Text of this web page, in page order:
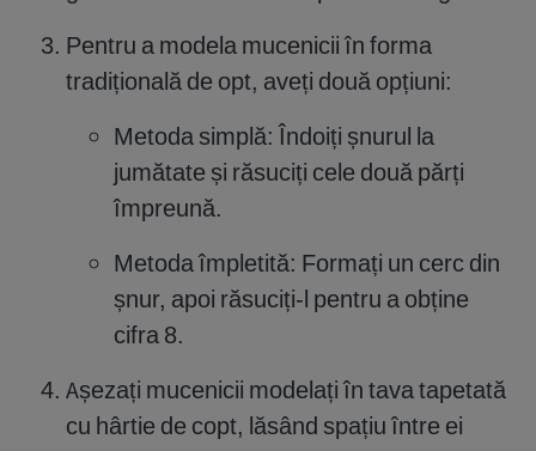
Pentru a modela mucenicii în forma
tradițională de opt, aveți două opțiuni:
Metoda simplă: Îndoiți șnurul la
jumătate și răsuciți cele două părți
împreună.
Metoda împletită: Formați un cerc din
șnur, apoi răsuciți-l pentru a obține
cifra 8.
Așezați mucenicii modelați în tava tapetată
cu hârtie de copt, lăsând spațiu între ei